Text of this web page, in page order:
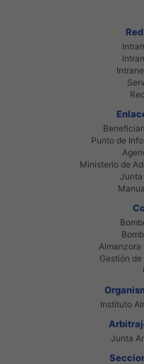
Punto de
Ministerio de
Junta
Almanzora
Gestión
Instituto
Junta